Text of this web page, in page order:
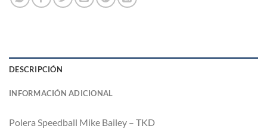
DESCRIPCIÓN
INFORMACIÓN ADICIONAL
Polera Speedball Mike Bailey – TKD